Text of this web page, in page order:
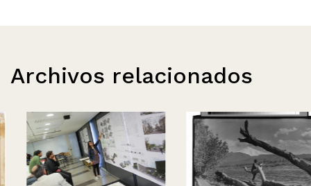
Archivos relacionados